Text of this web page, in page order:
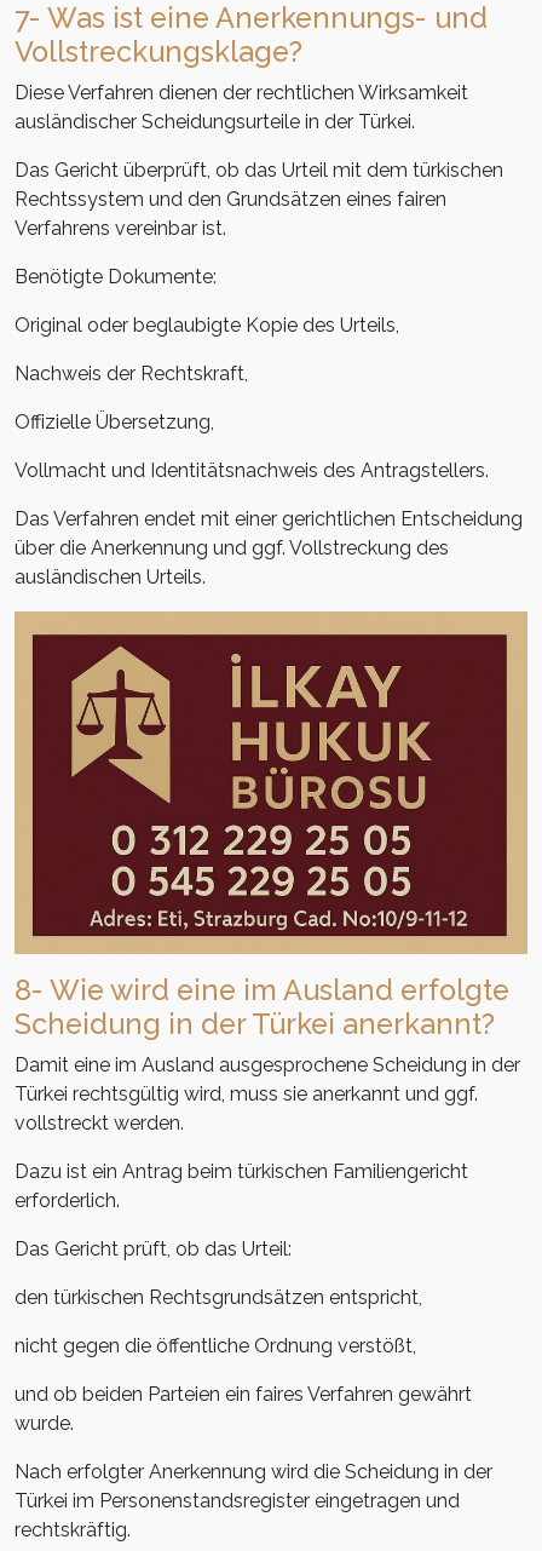
7- Was ist eine Anerkennungs- und
Vollstreckungsklage?
Diese Verfahren dienen der rechtlichen Wirksamkeit
ausländischer Scheidungsurteile in der Türkei.
Das Gericht überprüft, ob das Urteil mit dem türkischen
Rechtssystem und den Grundsätzen eines fairen
Verfahrens vereinbar ist.
Benötigte Dokumente:
Original oder beglaubigte Kopie des Urteils,
Nachweis der Rechtskraft,
Offizielle Übersetzung,
Vollmacht und Identitätsnachweis des Antragstellers.
Das Verfahren endet mit einer gerichtlichen Entscheidung
über die Anerkennung und ggf. Vollstreckung des
ausländischen Urteils.
8- Wie wird eine im Ausland erfolgte
Scheidung in der Türkei anerkannt?
Damit eine im Ausland ausgesprochene Scheidung in der
Türkei rechtsgültig wird, muss sie anerkannt und ggf.
vollstreckt werden.
Dazu ist ein Antrag beim türkischen Familiengericht
erforderlich.
Das Gericht prüft, ob das Urteil:
den türkischen Rechtsgrundsätzen entspricht,
nicht gegen die öffentliche Ordnung verstößt,
und ob beiden Parteien ein faires Verfahren gewährt
wurde.
Nach erfolgter Anerkennung wird die Scheidung in der
Türkei im Personenstandsregister eingetragen und
rechtskräftig.